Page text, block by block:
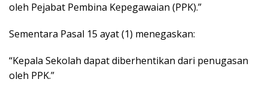
oleh Pejabat Pembina Kepegawaian (PPK).”
Sementara Pasal 15 ayat (1) menegaskan:
“Kepala Sekolah dapat diberhentikan dari penugasan
oleh PPK.”